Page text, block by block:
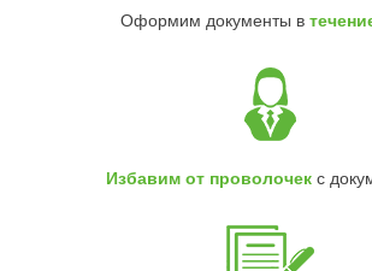
Оформим документы в
Избавим от проволочекс